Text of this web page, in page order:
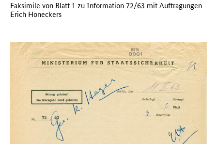
Faksimile von Blatt 1 zu Information 72/63 mit Auftragungen
Erich Honeckers